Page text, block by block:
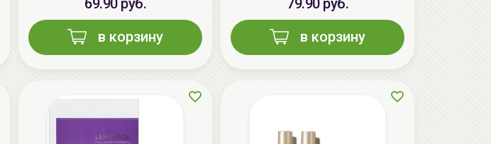
69.90 руб.
в корзину
79.90 руб.
в корзину